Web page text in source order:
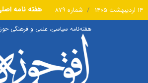
۱۴ اردیبهشت ۱۴۰۵ شماره ۸۷۹ هفته نامه
هفته‌نامه سیاسی، علمی و فرهنگی